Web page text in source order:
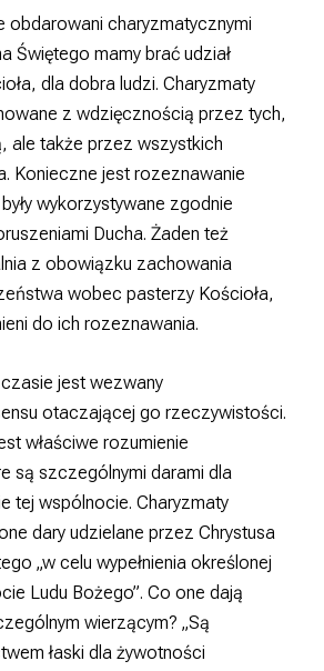
obdarowani charyzmatycznymi
Świętego mamy brać udział
dla dobra ludzi. Charyzmaty
z wdzięcznością przez tych,
ale także przez wszystkich
Konieczne jest rozeznawanie
wykorzystywane zgodnie
Ducha. Żaden też
z obowiązku zachowania
wobec pasterzy Kościoła,
do ich rozeznawania.
jest wezwany
otaczającej go rzeczywistości.
właściwe rozumienie
są szczególnymi darami dla
tej wspólnocie. Charyzmaty
dary udzielane przez Chrystusa
„w celu wypełnienia określonej
Ludu Bożego”. Co one dają
wierzącym? „Są
łaski dla żywotności